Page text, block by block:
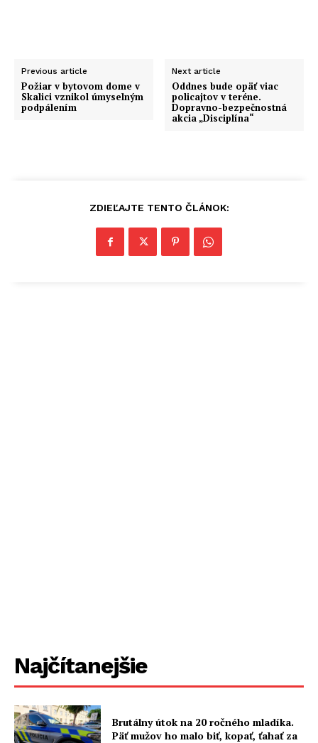
Previous article
Požiar v bytovom dome v
Skalici vznikol úmyselným
podpálením
Next article
Oddnes bude opäť viac
policajtov v teréne.
Dopravno-bezpečnostná
akcia „Disciplína“
ZDIEĽAJTE TENTO ČLÁNOK:
Najčítanejšie
Brutálny útok na 20 ročného mladíka.
Päť mužov ho malo biť, kopať, ťahať za